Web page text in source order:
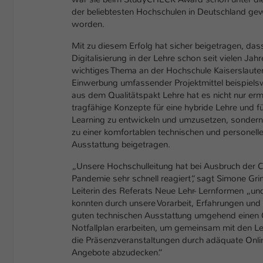
der beliebtesten Hochschulen in Deutschland
worden.
Mit zu diesem Erfolg hat sicher beigetragen,
Digitalisierung in der Lehre schon seit vielen
wichtiges Thema an der Hochschule
Einwerbung umfassender Projektmittel
aus dem Qualitätspakt Lehre hat es nicht nur
tragfähige Konzepte für eine hybride Lehre und
Learning zu entwickeln und umzusetzen,
zu einer komfortablen technischen und
Ausstattung beigetragen.
„Unsere Hochschulleitung hat bei Ausbruch der
Pandemie sehr schnell reagiert“, sagt Simone
Leiterin des Referats Neue Lehr- Lernformen
konnten durch unsere Vorarbeit, Erfahrungen
guten technischen Ausstattung umgehend einen
Notfallplan erarbeiten, um gemeinsam mit den
die Präsenzveranstaltungen durch adäquate
Angebote abzudecken.“